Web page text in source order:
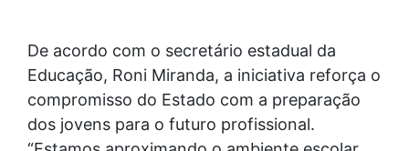
De acordo com o secretário estadual da
Educação, Roni Miranda, a iniciativa reforça o
compromisso do Estado com a preparação
dos jovens para o futuro profissional.